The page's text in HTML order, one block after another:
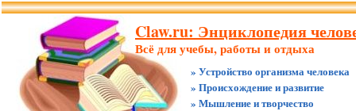
Claw.ru: Энциклопедия
Всё для учебы, работы и отдыха
» Устройство организма человека
» Происхождение и развитие
» Мышление и творчество